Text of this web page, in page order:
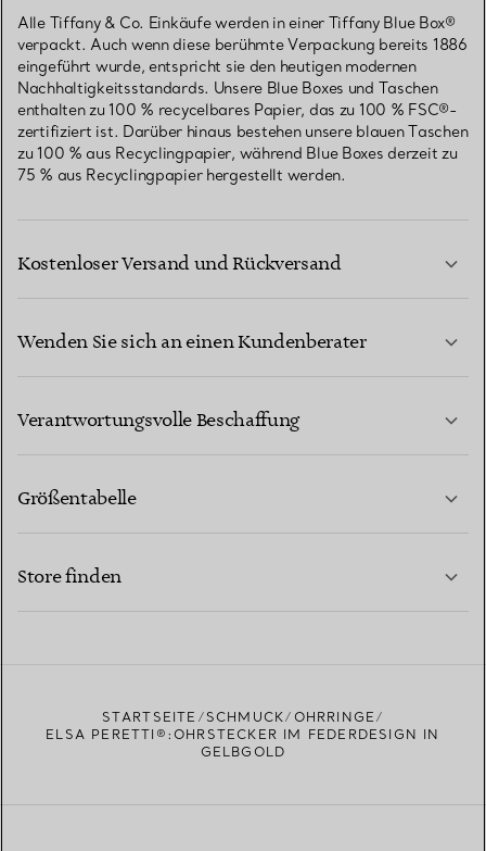
Alle Tiffany & Co. Einkäufe werden in einer Tiffany Blue Box®
verpackt. Auch wenn diese berühmte Verpackung bereits 1886
eingeführt wurde, entspricht sie den heutigen modernen
Nachhaltigkeitsstandards. Unsere Blue Boxes und Taschen
enthalten zu 100 % recycelbares Papier, das zu 100 % FSC®-
zertifiziert ist. Darüber hinaus bestehen unsere blauen Taschen
zu 100 % aus Recyclingpapier, während Blue Boxes derzeit zu
75 % aus Recyclingpapier hergestellt werden.
Kostenloser Versand und Rückversand
Wenden Sie sich an einen Kundenberater
Verantwortungsvolle Beschaffung
Größentabelle
Store finden
STARTSEITE SCHMUCK
OHRRINGE
ELSA PERETTI®:OHRSTECKER IM FEDERDESIGN IN
GELBGOLD